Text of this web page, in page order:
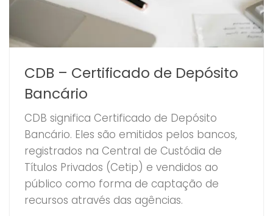
CDB – Certificado de Depósito
Bancário
CDB significa Certificado de Depósito
Bancário. Eles são emitidos pelos bancos,
registrados na Central de Custódia de
Títulos Privados (Cetip) e vendidos ao
público como forma de captação de
recursos através das agências.